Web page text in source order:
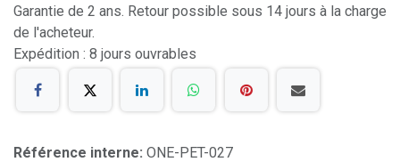
Garantie de 2 ans. Retour possible sous 14 jours à la charge
de l'acheteur.
Expédition : 8 jours ouvrables
Référence interne: ONE-PET-027